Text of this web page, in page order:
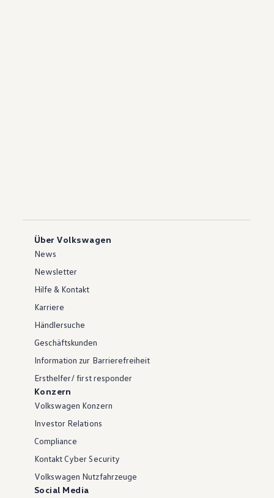
Über Volkswagen
News
Newsletter
Hilfe & Kontakt
Karriere
Händlersuche
Geschäftskunden
Information zur Barrierefreiheit
Ersthelfer/ first responder
Konzern
Volkswagen Konzern
Investor Relations
Compliance
Kontakt Cyber Security
Volkswagen Nutzfahrzeuge
Social Media